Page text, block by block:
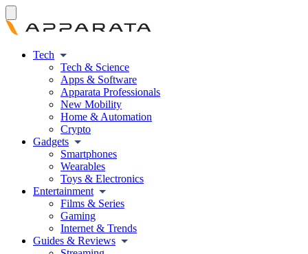
Tech
Tech & Science
Apps & Software
Apparata Professionals
New Mobility
Home & Automation
Crypto
Gadgets
Smartphones
Wearables
Toys & Electronics
Entertainment
Films & Series
Gaming
Internet & Trends
Guides & Reviews